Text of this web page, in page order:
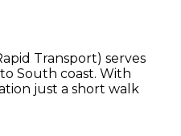
Transport) serves
South coast. With
just a short walk